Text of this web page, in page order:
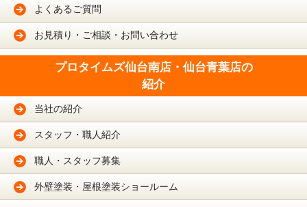
よくあるご質問
お見積り・ご相談・お問い合わせ
プロタイムズ仙台南店・仙台青葉店の
紹介
当社の紹介
スタッフ・職人紹介
職人・スタッフ募集
外壁塗装・屋根塗装ショールーム